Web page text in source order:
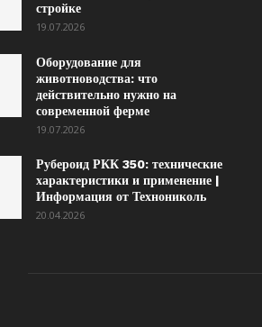
стройке
19.07.2026
Оборудование для
животноводства: что
действительно нужно на
современной ферме
19.07.2026
Рубероид РКК 350: технические
характеристики и применение |
Информация от Технониколь
20.04.2026